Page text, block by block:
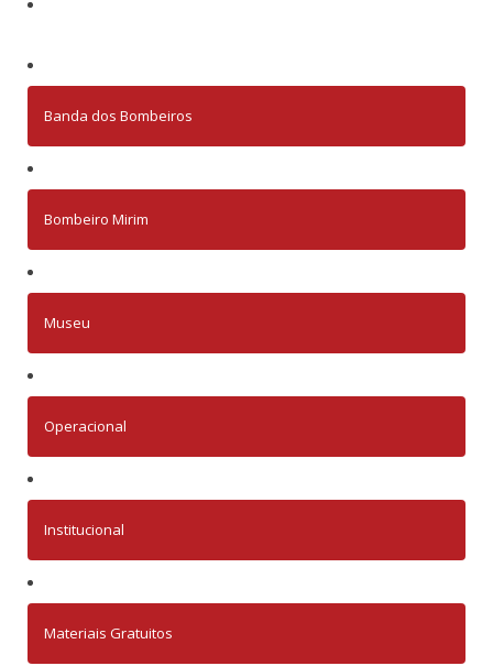
Banda dos Bombeiros
Bombeiro Mirim
Museu
Operacional
Institucional
Materiais Gratuitos